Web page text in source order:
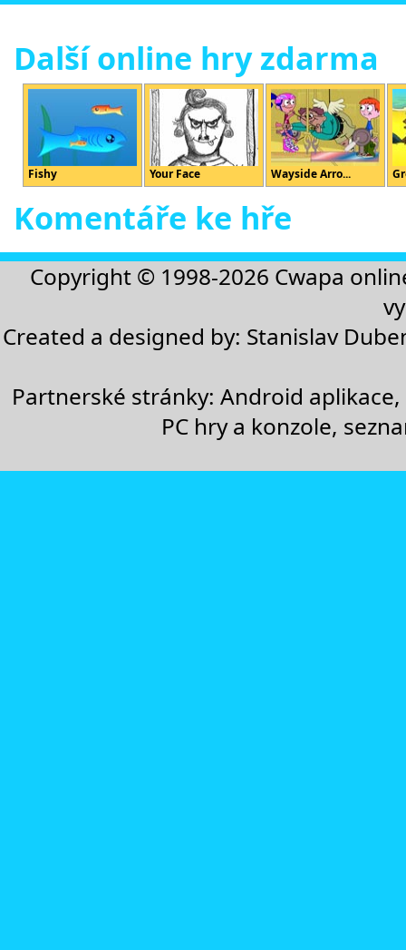
Další online hry zdarma
Fishy Your Face Wayside Arro...
Komentáře ke hře
Copyright © 1998-2026 Cwapa
Created a designed by: Stanislav
Partnerské stránky: Android aplikace,
PC hry a konzole,